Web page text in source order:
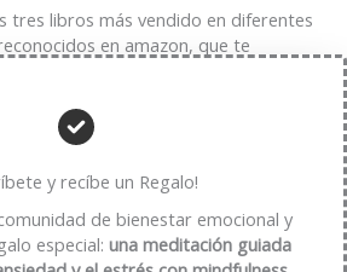
y recíbe un Regalo!
de bienestar emocional y
especial: una meditación guiada
tres libros más vendido en diferentes
en amazon, que te
en tu paz interior, conectar